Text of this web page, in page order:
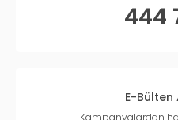
444
E-Bülten
Kampanyalardan